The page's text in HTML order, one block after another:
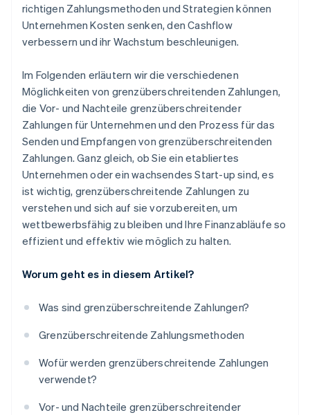
richtigen Zahlungsmethoden und Strategien können
Unternehmen Kosten senken, den Cashflow
verbessern und ihr Wachstum beschleunigen.
Im Folgenden erläutern wir die verschiedenen
Möglichkeiten von grenzüberschreitenden Zahlungen,
die Vor- und Nachteile grenzüberschreitender
Zahlungen für Unternehmen und den Prozess für das
Senden und Empfangen von grenzüberschreitenden
Zahlungen. Ganz gleich, ob Sie ein etabliertes
Unternehmen oder ein wachsendes Start-up sind, es
ist wichtig, grenzüberschreitende Zahlungen zu
verstehen und sich auf sie vorzubereiten, um
wettbewerbsfähig zu bleiben und Ihre Finanzabläufe so
effizient und effektiv wie möglich zu halten.
Worum geht es in diesem Artikel?
Was sind grenzüberschreitende Zahlungen?
Grenzüberschreitende Zahlungsmethoden
Wofür werden grenzüberschreitende Zahlungen
verwendet?
Vor- und Nachteile grenzüberschreitender